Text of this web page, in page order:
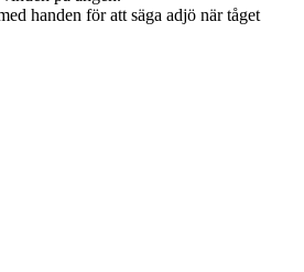
handen för att säga adjö när tåget